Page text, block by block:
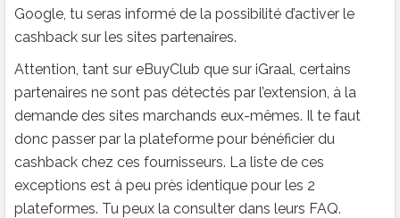
Google, tu seras informé de la possibilité d’activer le
cashback sur les sites partenaires.
Attention, tant sur eBuyClub que sur iGraal, certains
partenaires ne sont pas détectés par l’extension, à la
demande des sites marchands eux-mêmes. Il te faut
donc passer par la plateforme pour bénéficier du
cashback chez ces fournisseurs. La liste de ces
exceptions est à peu près identique pour les 2
plateformes. Tu peux la consulter dans leurs FAQ.